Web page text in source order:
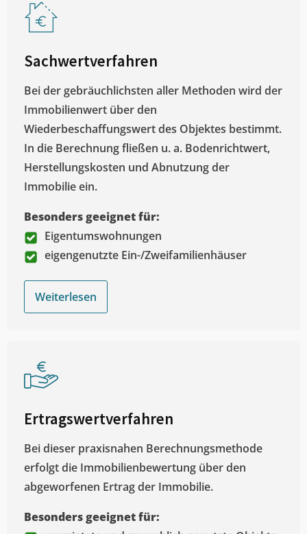
Sachwertverfahren
Bei der gebräuchlichsten aller Methoden wird der
Immobilienwert über den
Wiederbeschaffungswert des Objektes bestimmt.
In die Berechnung fließen u. a. Bodenrichtwert,
Herstellungskosten und Abnutzung der
Immobilie ein.
Besonders geeignet für:
Eigentumswohnungen
eigengenutzte Ein-/Zweifamilienhäuser
Weiterlesen
Ertragswertverfahren
Bei dieser praxisnahen Berechnungsmethode
erfolgt die Immobilienbewertung über den
abgeworfenen Ertrag der Immobilie.
Besonders geeignet für: